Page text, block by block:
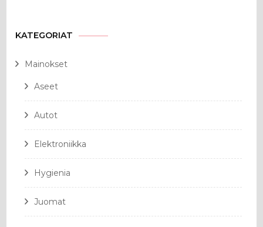
KATEGORIAT
Mainokset
Aseet
Autot
Elektroniikka
Hygienia
Juomat